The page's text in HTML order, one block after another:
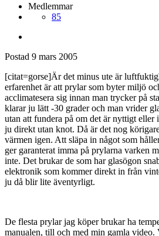
Medlemmar
85
Postad 9 mars 2005
[citat=gorse]Är det minus ute är
erfarenhet är att prylar som byter miljö
acclimatesera sig innan man trycker på
klarar ju lätt -30 grader och man vrider
utan att fundera på om det är nyttigt eller
ju direkt utan knot. Då är det nog
värmen igen. Att släpa in något som
ger garanterat imma på prylarna varken
inte. Det brukar de som har glasögon
elektronik som kommer direkt in från
ju då blir lite äventyrligt.
De flesta prylar jag köper brukar ha
manualen, till och med min gamla video.